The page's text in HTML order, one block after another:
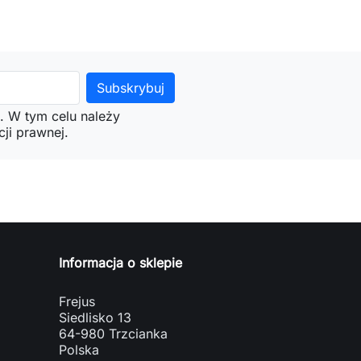
W tym celu należy
prawnej.
Informacja o sklepie
Frejus
Siedlisko 13
64-980 Trzcianka
Polska